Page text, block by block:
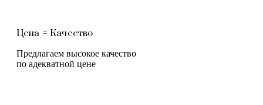
Цена = Качество
Предлагаем высокое качество
по адекватной цене